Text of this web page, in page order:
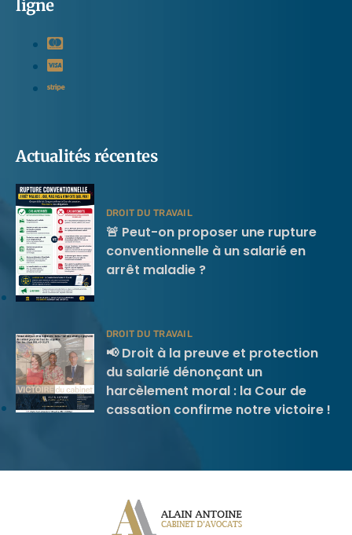
ligne
Actualités récentes
DROIT DU TRAVAIL
🚨 Peut-on proposer une rupture
conventionnelle à un salarié en
arrêt maladie ?
DROIT DU TRAVAIL
📢 Droit à la preuve et protection
du salarié dénonçant un
harcèlement moral : la Cour de
cassation confirme notre victoire !